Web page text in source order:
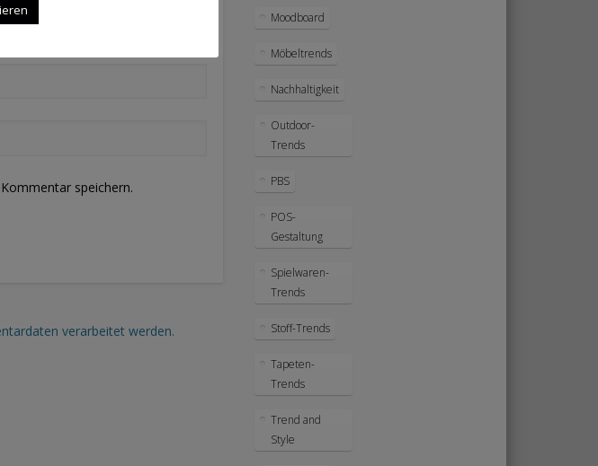
speichern.
verarbeitet werden.
Moodboard
Möbeltrends
Nachhaltigkeit
Outdoor-
Trends
PBS
POS-
Gestaltung
Spielwaren-
Trends
Stoff-Trends
Tapeten-
Trends
Trend and
Style